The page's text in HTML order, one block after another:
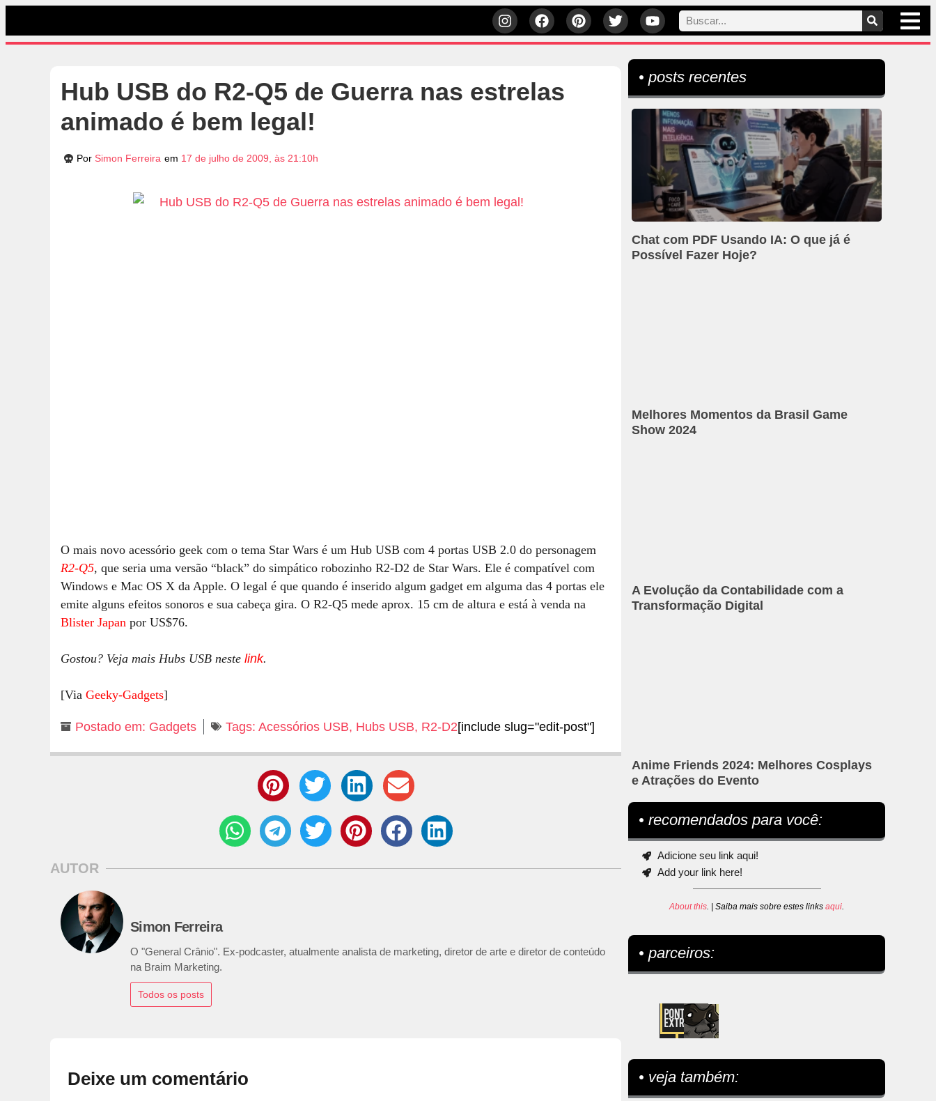
Hub USB do R2-Q5 de Guerra nas estrelas
animado é bem legal!
Por Simon Ferreira em 17 de julho de 2009, às 21:10h
O mais novo acessório geek com o tema Star Wars é um Hub USB com 4 portas USB 2.0 do personagem
R2-Q5, que seria uma versão “black” do simpático robozinho R2-D2 de Star Wars. Ele é compatível com
Windows e Mac OS X da Apple. O legal é que quando é inserido algum gadget em alguma das 4 portas ele
emite alguns efeitos sonoros e sua cabeça gira. O R2-Q5 mede aprox. 15 cm de altura e está à venda na
Blister Japan por US$76.
Gostou? Veja mais Hubs USB neste link.
[Via Geeky-Gadgets]
Postado em: Gadgets Tags: Acessórios USB, Hubs USB, R2-D2[include slug="edit-post"]
AUTOR
Simon Ferreira
O "General Crânio". Ex-podcaster, atualmente analista de marketing, diretor de arte e diretor de conteúdo
na Braim Marketing.
Todos os posts
Deixe um comentário
• posts recentes
Chat com PDF Usando IA: O que já é
Possível Fazer Hoje?
Melhores Momentos da Brasil Game
Show 2024
A Evolução da Contabilidade com a
Transformação Digital
Anime Friends 2024: Melhores Cosplays
e Atrações do Evento
• recomendados para você:
Adicione seu link aqui!
Add your link here!
About this. | Saiba mais sobre estes linksaqui.
• parceiros:
• veja também: